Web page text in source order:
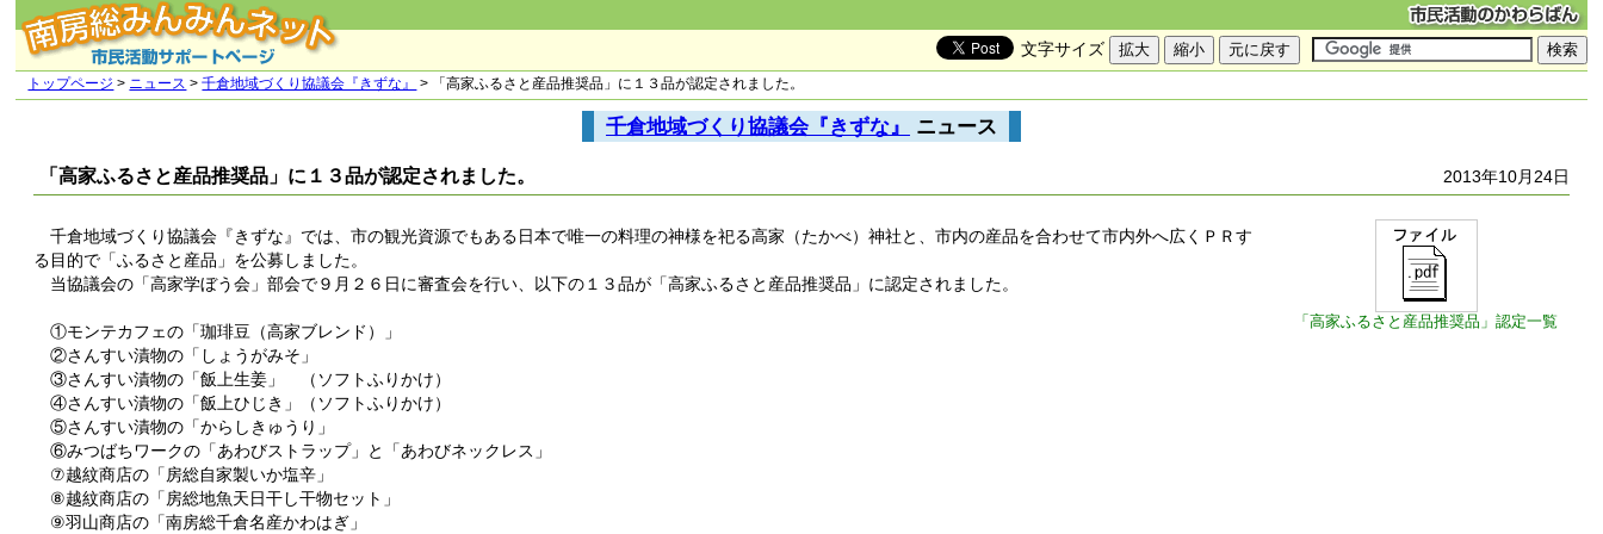
文字サイズ
トップページ > ニュース >千倉地域づくり協議会『きずな』 > 「高家ふるさと産品推奨品」に１３品が認定されました。
千倉地域づくり協議会『きずな』 ニュース
2013年10月24日
「高家ふるさと産品推奨品」に１３品が認定されました。
「高家ふるさと産品推奨品」認定一覧
千倉地域づくり協議会『きずな』では、市の観光資源でもある日本で唯一の料理の神様を祀る高家（たかべ）神社と、市内の産品を合わせて市内外へ広くＰＲす
る目的で「ふるさと産品」を公募しました。
当協議会の「高家学ぼう会」部会で９月２６日に審査会を行い、以下の１３品が「高家ふるさと産品推奨品」に認定されました。
①モンテカフェの「珈琲豆（高家ブレンド）」
②さんすい漬物の「しょうがみそ」
③さんすい漬物の「飯上生姜」 （ソフトふりかけ）
④さんすい漬物の「飯上ひじき」（ソフトふりかけ）
⑤さんすい漬物の「からしきゅうり」
⑥みつばちワークの「あわびストラップ」と「あわびネックレス」
⑦越紋商店の「房総自家製いか塩辛」
⑧越紋商店の「房総地魚天日干し干物セット」
⑨羽山商店の「南房総千倉名産かわはぎ」